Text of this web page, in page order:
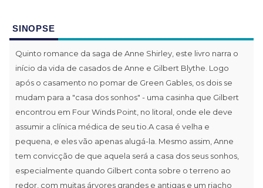
SINOPSE
Quinto romance da saga de Anne Shirley, este livro narra o
início da vida de casados de Anne e Gilbert Blythe. Logo
após o casamento no pomar de Green Gables, os dois se
mudam para a "casa dos sonhos" - uma casinha que Gilbert
encontrou em Four Winds Point, no litoral, onde ele deve
assumir a clínica médica de seu tio.A casa é velha e
pequena, e eles vão apenas alugá-la. Mesmo assim, Anne
tem convicção de que aquela será a casa dos seus sonhos,
especialmente quando Gilbert conta sobre o terreno ao
redor, com muitas árvores grandes e antigas e um riacho